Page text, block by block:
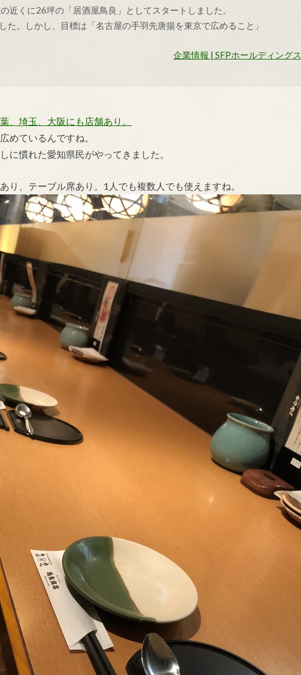
近くに26坪の「居酒屋鳥良」としてスタートしました。
た。しかし、目標は「名古屋の手羽先唐揚を東京で広めること」
企業情報 | SFPホールディングス
、埼玉、大阪にも店舗あり。
めているんですね。
に慣れた愛知県民がやってきました。
り、テーブル席あり。1人でも複数人でも使えますね。